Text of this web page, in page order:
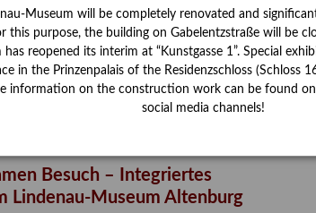
Besuch – Integriertes
Lindenau-Museum Altenburg
Museum will be completely renovated and
this purpose, the building on Gabelentzstraße will be
has reopened its interim at “Kunstgasse 1”. Special
in the Prinzenpalais of the Residenzschloss (Schloss
information on the construction work can be found
social media channels!